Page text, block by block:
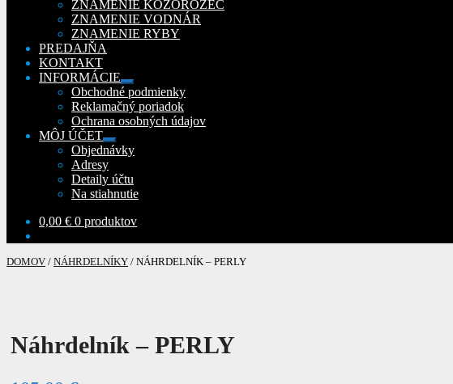
ZNAMENIE KOZOROŽEC
ZNAMENIE VODNÁR
ZNAMENIE RYBY
PREDAJŇA
KONTAKT
INFORMÁCIE
Rozbaliť
podradené
menu
Obchodné podmienky
Reklamačný poriadok
Ochrana osobných údajov
MÔJ ÚČET
Rozbaliť
podradené
Objednávky
Adresy
Detaily účtu
Na stiahnutie
0,00 € 0 produktov
DOMOV / NÁHRDELNÍKY / NÁHRDELNÍK – PERLY
Náhrdelník – PERLY